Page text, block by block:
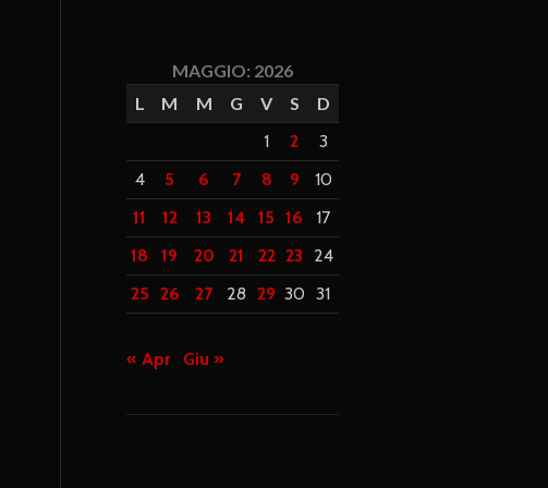
MAGGIO: 2026
L
M M G V S
D
1
2
3
4
5 6 7 8 9
10
11
12 13 14 15 16
17
18
19 20 21 22 23
24
25 26 27 28 29 30 31
« Apr Giu »